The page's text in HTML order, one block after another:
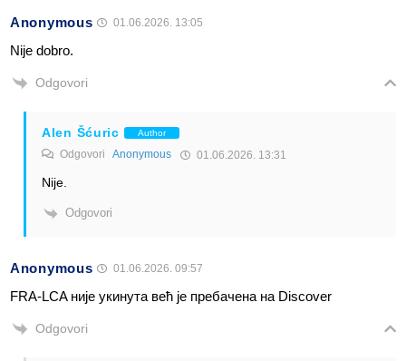
Anonymous 01.06.2026. 13:05
Nije dobro.
Odgovori
Alen Šćuric Author
Odgovori Anonymous 01.06.2026. 13:31
Nije.
Odgovori
Anonymous 01.06.2026. 09:57
FRA-LCA није укинута већ је пребачена на Discover
Odgovori